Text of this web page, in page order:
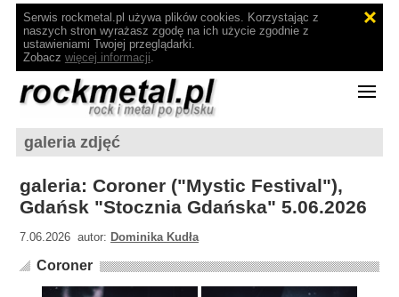
Serwis rockmetal.pl używa plików cookies. Korzystając z
naszych stron wyrażasz zgodę na ich użycie zgodnie z
ustawieniami Twojej przeglądarki.
Zobacz więcej informacji.
galeria zdjęć
galeria: Coroner ("Mystic Festival"),
Gdańsk "Stocznia Gdańska" 5.06.2026
7.06.2026 autor: Dominika Kudła
Coroner